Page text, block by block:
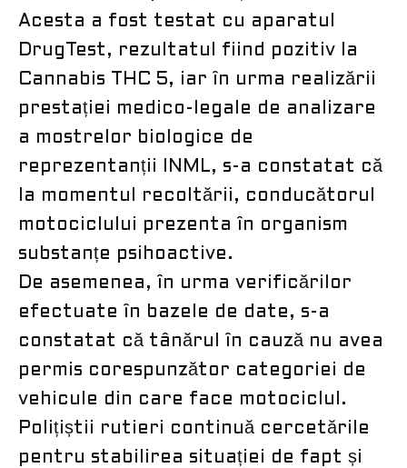
Acesta a fost testat cu aparatul
DrugTest, rezultatul fiind pozitiv la
Cannabis THC 5, iar în urma realizării
prestației medico-legale de analizare
a mostrelor biologice de
reprezentanții INML, s-a constatat că
la momentul recoltării, conducătorul
motociclului prezenta în organism
substanțe psihoactive.
De asemenea, în urma verificărilor
efectuate în bazele de date, s-a
constatat că tânărul în cauză nu avea
permis corespunzător categoriei de
vehicule din care face motociclul.
Polițiștii rutieri continuă cercetările
pentru stabilirea situației de fapt și